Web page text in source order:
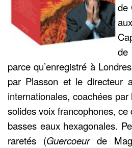
de
de
parce qu’enregistré à
par Plasson et le directeur
internationales, coachées
solides voix francophones,
basses eaux hexagonales.
raretés (Guercoeur de